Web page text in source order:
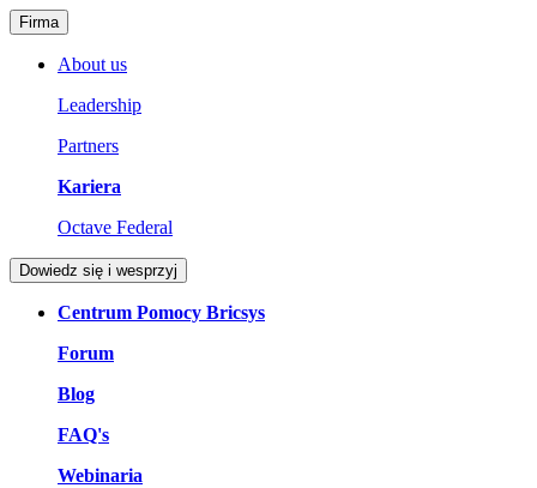
Firma
About us
Leadership
Partners
Kariera
Octave Federal
Dowiedz się i wesprzyj
Centrum Pomocy Bricsys
Forum
Blog
FAQ's
Webinaria